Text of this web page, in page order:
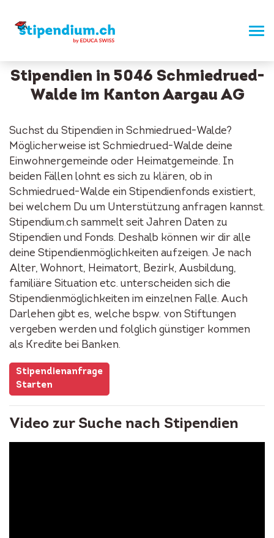
Stipendien in 5046 Schmiedrued-
Walde im Kanton Aargau AG
Suchst du Stipendien in Schmiedrued-Walde?
Möglicherweise ist Schmiedrued-Walde deine
Einwohnergemeinde oder Heimatgemeinde. In
beiden Fällen lohnt es sich zu klären, ob in
Schmiedrued-Walde ein Stipendienfonds existiert,
bei welchem Du um Unterstützung anfragen kannst.
Stipendium.ch sammelt seit Jahren Daten zu
Stipendien und Fonds. Deshalb können wir dir alle
deine Stipendienmöglichkeiten aufzeigen. Je nach
Alter, Wohnort, Heimatort, Bezirk, Ausbildung,
familiäre Situation etc. unterscheiden sich die
Stipendienmöglichkeiten im einzelnen Falle. Auch
Darlehen gibt es, welche bspw. von Stiftungen
vergeben werden und folglich günstiger kommen
als Kredite bei Banken.
Stipendienanfrage
Starten
Video zur Suche nach Stipendien